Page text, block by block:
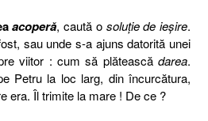
acoperă, caută o soluţie de ieşire.
sau unde s-a ajuns datorită unei
viitor : cum să plătească darea.
Petru la loc larg, din încurcătura,
era. Îl trimite la mare ! De ce ?